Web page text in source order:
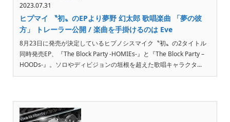
2023.07.31
ヒプマイ 〝初〟のEPより夢野 幻太郎 歌唱楽曲 「夢の彼
方」 トレーラー公開 / 楽曲を手掛けるのは Eve
8月23日に発売が決定しているヒプノシスマイク〝初〟の2タイトル
同時発売EP、『The Block Party -HOMIEs-』と『The Block Party –
HOODs-』。ソロやディビジョンの垣根を超えた歌唱キャラクタ...